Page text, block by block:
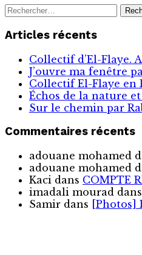
Rechercher :
Articles récents
Collectif d’El-Flaye.
J’ouvre ma fenêtre
Collectif El-Flaye en
Échos de la nature
Sur le chemin par
Commentaires récents
adouane mohamed
adouane mohamed
Kaci dans COMPTE
imadali mourad dans
Samir dans [Photos]